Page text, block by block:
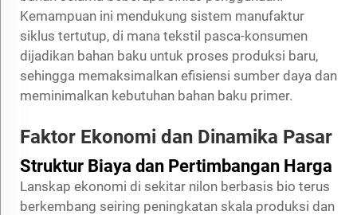
Kemampuan ini mendukung sistem manufaktur
siklus tertutup, di mana tekstil pasca-konsumen
dijadikan bahan baku untuk proses produksi baru,
sehingga memaksimalkan efisiensi sumber daya dan
meminimalkan kebutuhan bahan baku primer.
Faktor Ekonomi dan Dinamika Pasar
Struktur Biaya dan Pertimbangan Harga
Lanskap ekonomi di sekitar nilon berbasis bio terus
berkembang seiring peningkatan skala produksi dan